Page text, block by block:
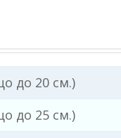
до 20 см.)
до 25 см.)